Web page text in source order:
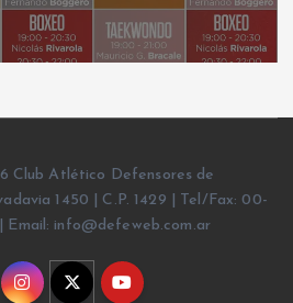
Club Atlético Defensores de
1450 | C.P. 1429 | Tel/Fax: 00-
Email: info@defeweb.com.ar